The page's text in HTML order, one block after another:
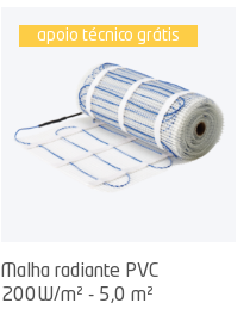
apoio técnico grátis
Malha radiante PVC
200W/m² - 5,0 m²